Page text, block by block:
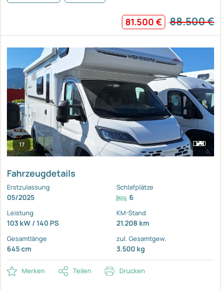
81.500 € 88.500 €
17
Fahrzeugdetails
Erstzulassung
05/2025
Schlafplätze
6
Leistung
103 kW / 140 PS
KM-Stand
21.208 km
Gesamtlänge
645 cm
zul. Gesamtgew.
3.500 kg
Merken Teilen Drucken